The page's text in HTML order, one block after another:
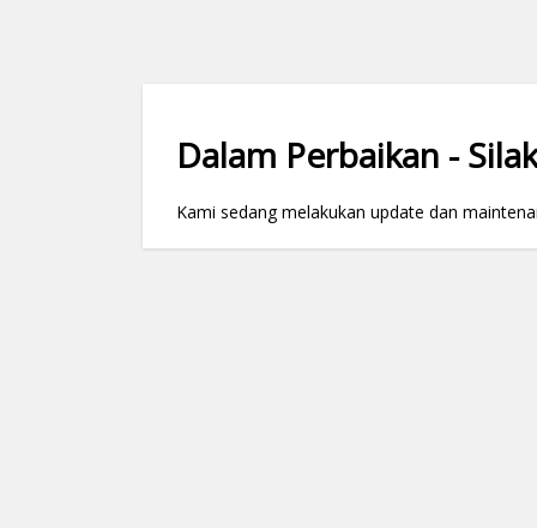
Dalam Perbaikan -
Kami sedang melakukan update dan